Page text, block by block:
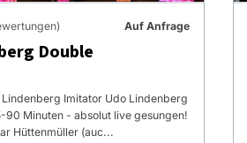
Auf Anfrage
Double
Imitator Udo Lindenberg
90 Minuten - absolut live gesungen!
Hüttenmüller (auc...